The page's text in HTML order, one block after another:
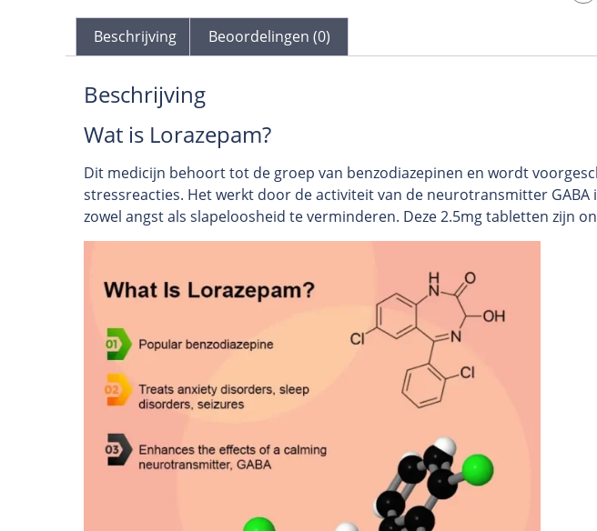
Beschrijving Beoordelingen (0)
Beschrijving
Wat is Lorazepam?
Dit medicijn behoort tot de groep van benzodiazepinen en wordt
stressreacties. Het werkt door de activiteit van de neurotransmitter
zowel angst als slapeloosheid te verminderen. Deze 2.5mg tabletten zijn